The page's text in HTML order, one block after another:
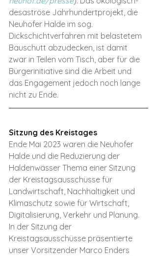
desaströse Jahrhundertprojekt, die
Neuhofer Halde im sog.
Dickschichtverfahren mit belastetem
Bauschutt abzudecken, ist damit
zwar in Teilen vom Tisch, aber für die
Bürgerinitiative sind die Arbeit und
das Engagement jedoch noch lange
nicht zu Ende.
Sitzung des Kreistages
Ende Mai 2023 waren die Neuhofer
Halde und die Reduzierung der
Haldenwässer Thema einer Sitzung
der Kreistagsausschüsse für
Landwirtschaft, Nachhaltigkeit und
Klimaschutz sowie für Wirtschaft,
Digitalisierung, Verkehr und Planung.
In der Sitzung der
Kreistagsausschüsse präsentierte
unser Vorsitzender Marco Enders